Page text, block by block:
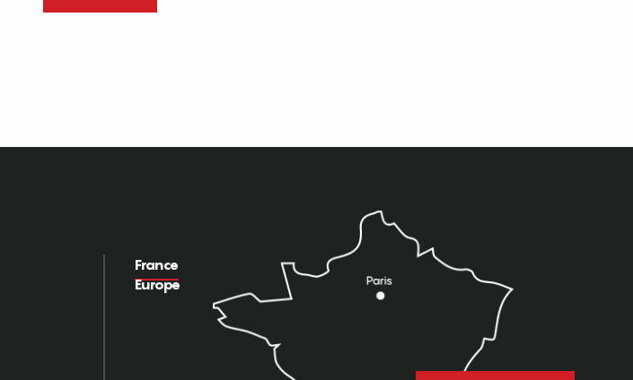
France
Europe